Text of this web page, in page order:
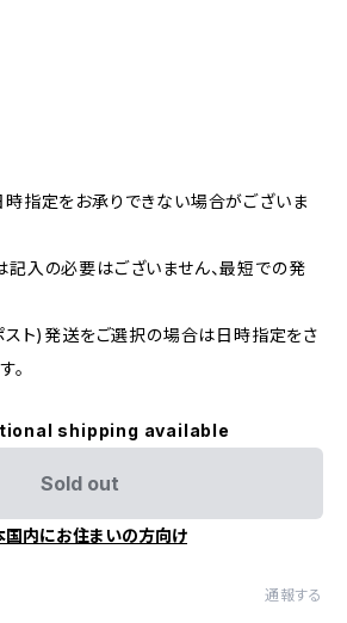
指定をお承りできない場合がございま
入の必要はございません、最短での発
ト)発送をご選択の場合は日時指定をさ
。
shipping available
Sold out
国内にお住まいの方向け
通報する